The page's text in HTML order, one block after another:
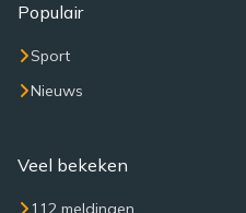
Populair
Sport
Nieuws
Veel bekeken
112 meldingen